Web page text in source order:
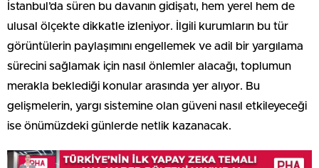
İstanbul’da süren bu davanın gidişatı, hem yerel hem de
ulusal ölçekte dikkatle izleniyor. İlgili kurumların bu tür
görüntülerin paylaşımını engellemek ve adil bir yargılama
sürecini sağlamak için nasıl önlemler alacağı, toplumun
merakla beklediği konular arasında yer alıyor. Bu
gelişmelerin, yargı sistemine olan güveni nasıl etkileyeceği
ise önümüzdeki günlerde netlik kazanacak.